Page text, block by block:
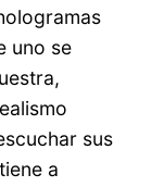
uno se
sus
a